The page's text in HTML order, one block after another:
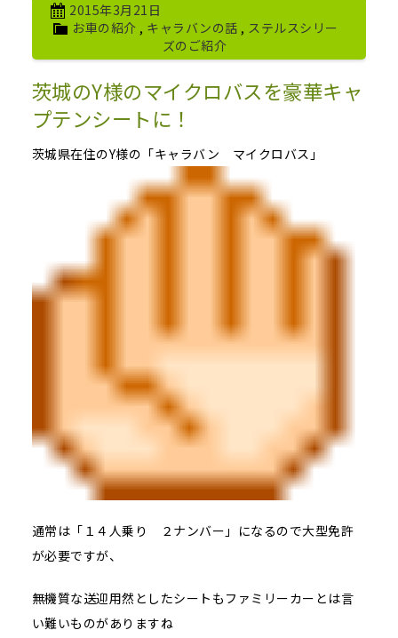
2015年3月21日
お車の紹介 , キャラバンの話 , ステルスシリー
ズのご紹介
茨城のY様のマイクロバスを豪華キャ
プテンシートに！
茨城県在住のY様の「キャラバン マイクロバス」
通常は「１４人乗り ２ナンバー」になるので大型免許
が必要ですが、
無機質な送迎用然としたシートもファミリーカーとは言
い難いものがありますね